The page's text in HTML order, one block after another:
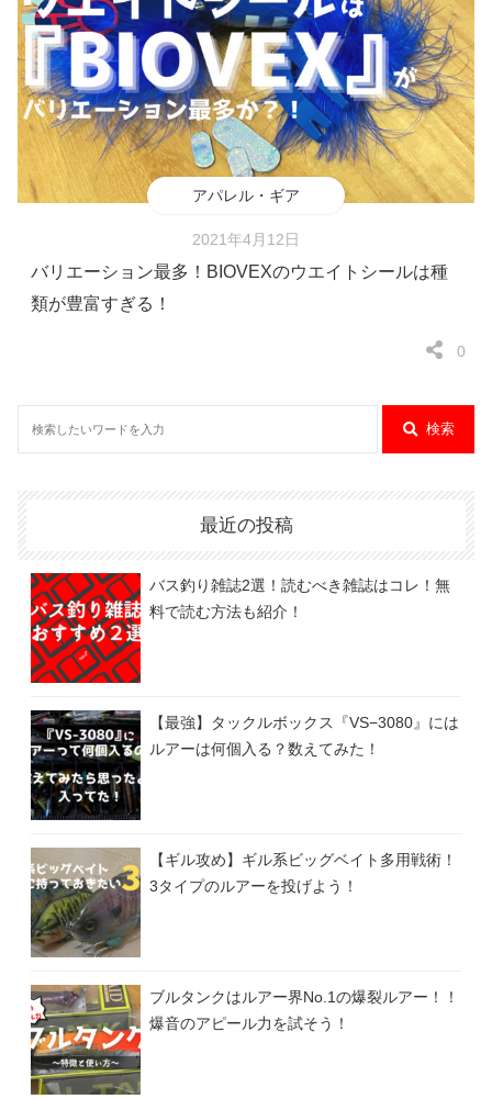
アパレル・ギア
2021年4月12日
バリエーション最多！BIOVEXのウエイトシールは種
類が豊富すぎる！
0
検索
最近の投稿
バス釣り雑誌2選！読むべき雑誌はコレ！無
料で読む方法も紹介！
【最強】タックルボックス『VS−3080』には
ルアーは何個入る？数えてみた！
【ギル攻め】ギル系ビッグベイト多用戦術！
3タイプのルアーを投げよう！
ブルタンクはルアー界No.1の爆裂ルアー！！
爆音のアピール力を試そう！